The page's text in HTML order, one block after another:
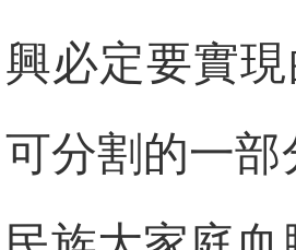
興必定要實
可分割的一